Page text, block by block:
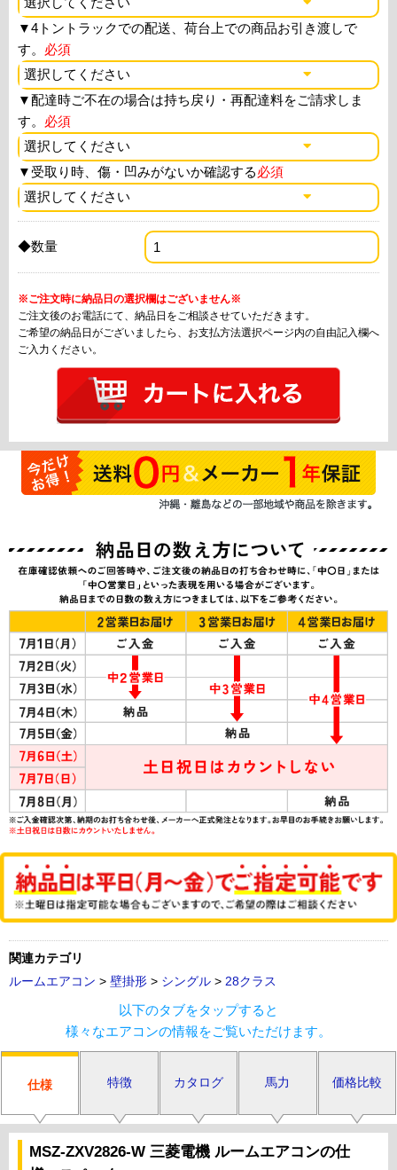
▼4トントラックでの配送、荷台上での商品お引き渡しで
す。 必須
▼配達時ご不在の場合は持ち戻り・再配達料をご請求しま
す。 必須
▼ 受取り時、傷・凹みがないか確認する必須
◆数量
※ご注文時に納品日の選択欄はございません※
ご注文後のお電話にて、納品日をご相談させていただきます。
ご希望の納品日がございましたら、お支払方法選択ページ内の自由記入欄へ
ご入力ください。
関連カテゴリ
ルームエアコン > 壁掛形 > シングル > 28クラス
以下のタブをタップすると
様々なエアコンの情報をご覧いただけます。
仕様 特徴 カタログ 馬力 価格比較
MSZ-ZXV2826-W 三菱電機 ルームエアコンの仕